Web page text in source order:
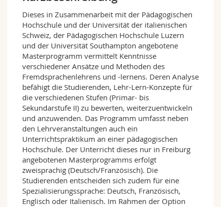
Math.-Nat. und Med. Fak.
Interfakultär
Doktorierende
Vorlesungsverzeichnis
MyUnifr
Dieses in Zusammenarbeit mit der Pädagogischen
Hochschule und der Universität der italienischen
Schweiz, der Pädagogischen Hochschule Luzern
und der Universität Southampton angebotene
Masterprogramm vermittelt Kenntnisse
verschiedener Ansätze und Methoden des
Fremdsprachenlehrens und -lernens. Deren Analyse
befähigt die Studierenden, Lehr-Lern-Konzepte für
die verschiedenen Stufen (Primar- bis
Sekundarstufe II) zu bewerten, weiterzuentwickeln
und anzuwenden. Das Programm umfasst neben
den Lehrveranstaltungen auch ein
Unterrichtspraktikum an einer pädagogischen
Hochschule. Der Unterricht dieses nur in Freiburg
angebotenen Masterprogramms erfolgt
zweisprachig (Deutsch/Französisch). Die
Studierenden entscheiden sich zudem für eine
Spezialisierungssprache: Deutsch, Französisch,
Englisch oder Italienisch. Im Rahmen der Option